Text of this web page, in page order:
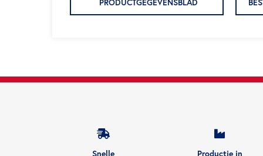
PRODUCTGEGEVENSBLAD
Snelle
Productie in